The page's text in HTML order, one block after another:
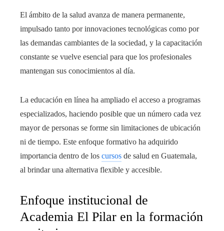
El ámbito de la salud avanza de manera permanente,
impulsado tanto por innovaciones tecnológicas como por
las demandas cambiantes de la sociedad, y la capacitación
constante se vuelve esencial para que los profesionales
mantengan sus conocimientos al día.
La educación en línea ha ampliado el acceso a programas
especializados, haciendo posible que un número cada vez
mayor de personas se forme sin limitaciones de ubicación
ni de tiempo. Este enfoque formativo ha adquirido
importancia dentro de los cursos de salud en Guatemala,
al brindar una alternativa flexible y accesible.
Enfoque institucional de
Academia El Pilar en la formación